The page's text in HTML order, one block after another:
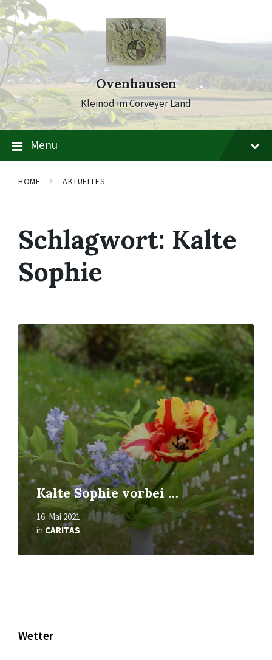
Skip
to
content
Skip
to
main
navigation
Skip
to
footer
Ovenhausen
Kleinod im Corveyer Land
Menu
HOME AKTUELLES
Schlagwort: Kalte
Sophie
Kalte Sophie vorbei …
16. Mai 2021
in CARITAS
Mehr
erfahren
Wetter